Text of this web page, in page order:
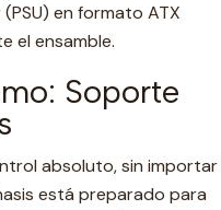
en formato ATX
el ensamble.
Soporte
absoluto, sin importar
está preparado para